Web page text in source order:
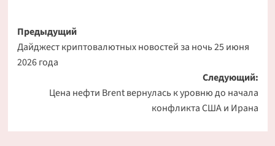
Навигация
записи
Предыдущий
Дайджест криптовалютных новостей за ночь 25 июня
2026 года
Следующий:
Цена нефти Brent вернулась к уровню до начала
конфликта США и Ирана